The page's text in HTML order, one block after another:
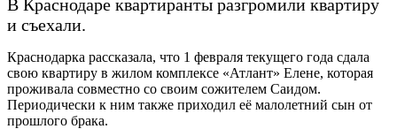
В Краснодаре квартиранты разгромили квартиру
и съехали.
Краснодарка рассказала, что 1 февраля текущего года сдала
свою квартиру в жилом комплексе «Атлант» Елене, которая
проживала совместно со своим сожителем Саидом.
Периодически к ним также приходил её малолетний сын от
прошлого брака.